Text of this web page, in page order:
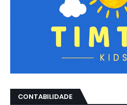
CONTABILIDADE